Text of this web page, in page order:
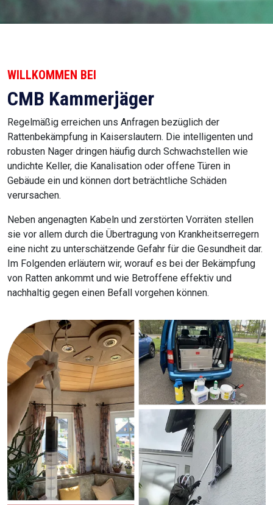
WILLKOMMEN BEI
CMB Kammerjäger
Regelmäßig erreichen uns Anfragen bezüglich der
Rattenbekämpfung in Kaiserslautern. Die intelligenten und
robusten Nager dringen häufig durch Schwachstellen wie
undichte Keller, die Kanalisation oder offene Türen in
Gebäude ein und können dort beträchtliche Schäden
verursachen.
Neben angenagten Kabeln und zerstörten Vorräten stellen
sie vor allem durch die Übertragung von Krankheitserregern
eine nicht zu unterschätzende Gefahr für die Gesundheit dar.
Im Folgenden erläutern wir, worauf es bei der Bekämpfung
von Ratten ankommt und wie Betroffene effektiv und
nachhaltig gegen einen Befall vorgehen können.